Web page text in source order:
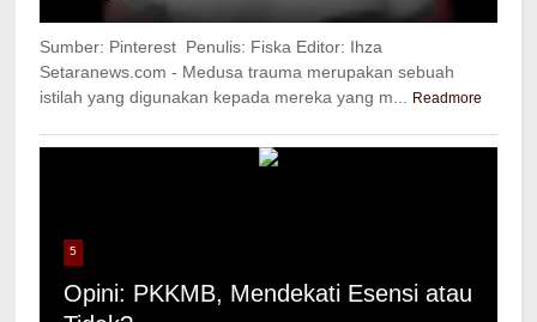
Sumber: Pinterest Penulis: Fiska Editor: Ihza
Setaranews.com - Medusa trauma merupakan sebuah
istilah yang digunakan kepada mereka yang m...
Readmore
5
Opini: PKKMB, Mendekati Esensi atau